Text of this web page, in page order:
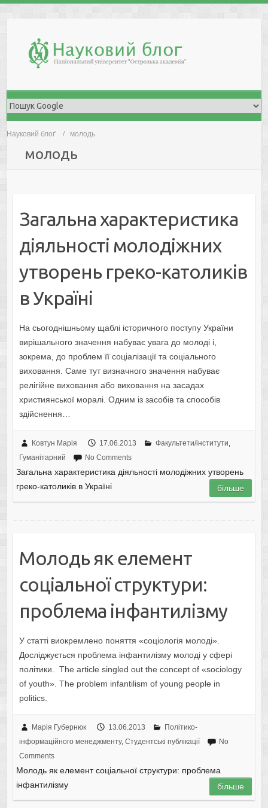
Науковий блоґ молодь
молодь
Загальна характеристика
діяльності молодіжних
утворень греко-католиків
в Україні
На сьогоднішньому щаблі історичного поступу України
вирішального значення набуває увага до молоді і,
зокрема, до проблем її соціалізації та соціального
виховання. Саме тут визначного значення набуває
релігійне виховання або виховання на засадах
християнської моралі. Одним із засобів та способів
здійснення…
Ковтун Марія 17.06.2013 Факультети/інститути,
Гуманітарний
No Comments
Загальна характеристика діяльності молодіжних утворень
греко-католиків в Україні
більше
Молодь як елемент
соціальної структури:
проблема інфантилізму
У статті виокремлено поняття «соціологія молоді».
Досліджується проблема інфантилізму молоді у сфері
політики. The article singled out the concept of «sociology
of youth». The problem infantilism of young people in
politics.
Марія Губернюк 13.06.2013
Політико-
інформаційного менеджменту, Студентські публікації
No
Comments
Молодь як елемент соціальної структури: проблема
інфантилізму
більше